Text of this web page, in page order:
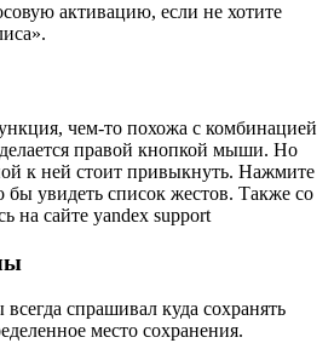
активацию, если не хотите
чем-то похожа с комбинацией
правой кнопкой мыши. Но
к ней стоит привыкнуть. Нажмите
бы увидеть список жестов. Также со
на сайте yandex support
спрашивал куда сохранять
место сохранения.